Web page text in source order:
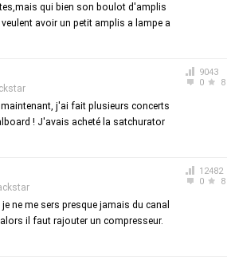
qui bien son boulot d'amplis
avoir un petit amplis a lampe a
9043
0
8
j'ai fait plusieurs concerts
! J'avais acheté la satchurator
12482
0
8
ne me sers presque jamais du canal
il faut rajouter un compresseur.